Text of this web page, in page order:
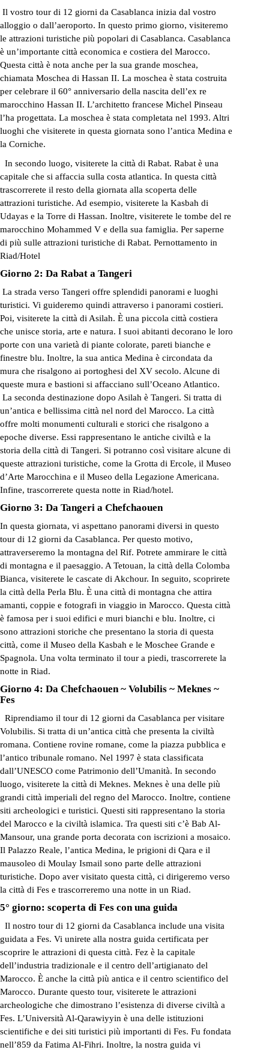
Il vostro tour di 12 giorni da Casablanca inizia dal vostro
alloggio o dall’aeroporto. In questo primo giorno, visiteremo
le attrazioni turistiche più popolari di Casablanca. Casablanca
è un’importante città economica e costiera del Marocco.
Questa città è nota anche per la sua grande moschea,
chiamata Moschea di Hassan II. La moschea è stata costruita
per celebrare il 60° anniversario della nascita dell’ex re
marocchino Hassan II. L’architetto francese Michel Pinseau
l’ha progettata. La moschea è stata completata nel 1993. Altri
luoghi che visiterete in questa giornata sono l’antica Medina e
la Corniche.
In secondo luogo, visiterete la città di Rabat. Rabat è una
capitale che si affaccia sulla costa atlantica. In questa città
trascorrerete il resto della giornata alla scoperta delle
attrazioni turistiche. Ad esempio, visiterete la Kasbah di
Udayas e la Torre di Hassan. Inoltre, visiterete le tombe del re
marocchino Mohammed V e della sua famiglia. Per saperne
di più sulle attrazioni turistiche di Rabat. Pernottamento in
Riad/Hotel
Giorno 2: Da Rabat a Tangeri
La strada verso Tangeri offre splendidi panorami e luoghi
turistici. Vi guideremo quindi attraverso i panorami costieri.
Poi, visiterete la città di Asilah. È una piccola città costiera
che unisce storia, arte e natura. I suoi abitanti decorano le loro
porte con una varietà di piante colorate, pareti bianche e
finestre blu. Inoltre, la sua antica Medina è circondata da
mura che risalgono ai portoghesi del XV secolo. Alcune di
queste mura e bastioni si affacciano sull’Oceano Atlantico.
La seconda destinazione dopo Asilah è Tangeri. Si tratta di
un’antica e bellissima città nel nord del Marocco. La città
offre molti monumenti culturali e storici che risalgono a
epoche diverse. Essi rappresentano le antiche civiltà e la
storia della città di Tangeri. Si potranno così visitare alcune di
queste attrazioni turistiche, come la Grotta di Ercole, il Museo
d’Arte Marocchina e il Museo della Legazione Americana.
Infine, trascorrerete questa notte in Riad/hotel.
Giorno 3: Da Tangeri a Chefchaouen
In questa giornata, vi aspettano panorami diversi in questo
tour di 12 giorni da Casablanca. Per questo motivo,
attraverseremo la montagna del Rif. Potrete ammirare le città
di montagna e il paesaggio. A Tetouan, la città della Colomba
Bianca, visiterete le cascate di Akchour. In seguito, scoprirete
la città della Perla Blu. È una città di montagna che attira
amanti, coppie e fotografi in viaggio in Marocco. Questa città
è famosa per i suoi edifici e muri bianchi e blu. Inoltre, ci
sono attrazioni storiche che presentano la storia di questa
città, come il Museo della Kasbah e le Moschee Grande e
Spagnola. Una volta terminato il tour a piedi, trascorrerete la
notte in Riad.
Giorno 4: Da Chefchaouen ~ Volubilis ~ Meknes ~
Fes
Riprendiamo il tour di 12 giorni da Casablanca per visitare
Volubilis. Si tratta di un’antica città che presenta la civiltà
romana. Contiene rovine romane, come la piazza pubblica e
l’antico tribunale romano. Nel 1997 è stata classificata
dall’UNESCO come Patrimonio dell’Umanità. In secondo
luogo, visiterete la città di Meknes. Meknes è una delle più
grandi città imperiali del regno del Marocco. Inoltre, contiene
siti archeologici e turistici. Questi siti rappresentano la storia
del Marocco e la civiltà islamica. Tra questi siti c’è Bab Al-
Mansour, una grande porta decorata con iscrizioni a mosaico.
Il Palazzo Reale, l’antica Medina, le prigioni di Qara e il
mausoleo di Moulay Ismail sono parte delle attrazioni
turistiche. Dopo aver visitato questa città, ci dirigeremo verso
la città di Fes e trascorreremo una notte in un Riad.
5° giorno: scoperta di Fes con una guida
Il nostro tour di 12 giorni da Casablanca include una visita
guidata a Fes. Vi unirete alla nostra guida certificata per
scoprire le attrazioni di questa città. Fez è la capitale
dell’industria tradizionale e il centro dell’artigianato del
Marocco. È anche la città più antica e il centro scientifico del
Marocco. Durante questo tour, visiterete le attrazioni
archeologiche che dimostrano l’esistenza di diverse civiltà a
Fes. L’Università Al-Qarawiyyin è una delle istituzioni
scientifiche e dei siti turistici più importanti di Fes. Fu fondata
nell’859 da Fatima Al-Fihri. Inoltre, la nostra guida vi